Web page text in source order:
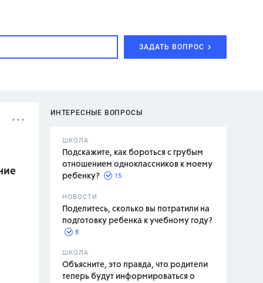
ЗАДАТЬ ВОПРОС
ИНТЕРЕСНЫЕ ВОПРОСЫ
ШКОЛА
Подскажите, как бороться с грубым
отношением одноклассников к моему
ребенку?
15
НОВОСТИ
Поделитесь, сколько вы потратили на
подготовку ребенка к учебному году?
8
ШКОЛА
Объясните, это правда, что родители
теперь будут информироваться о